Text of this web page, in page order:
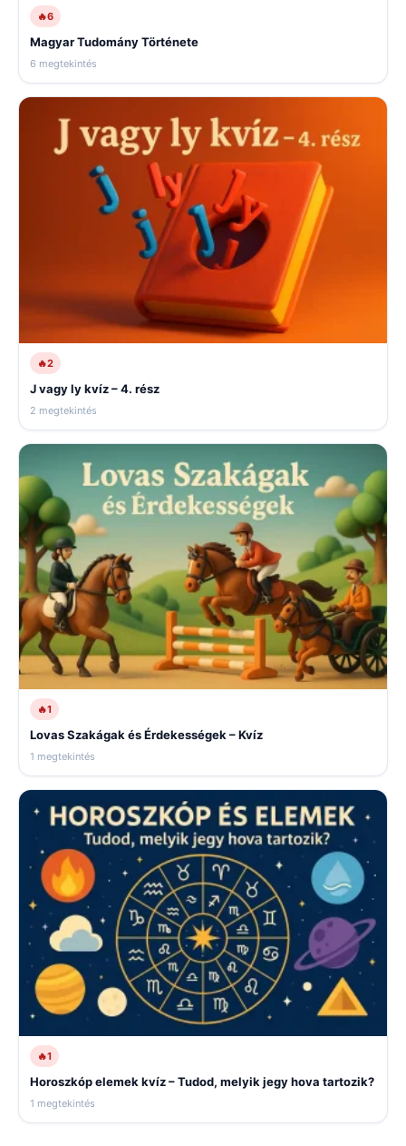
🔥6
Magyar Tudomány Története
6 megtekintés
🔥2
J vagy ly kvíz – 4. rész
2 megtekintés
🔥1
Lovas Szakágak és Érdekességek – Kvíz
1 megtekintés
🔥1
Horoszkóp elemek kvíz – Tudod, melyik jegy hova tartozik?
1 megtekintés